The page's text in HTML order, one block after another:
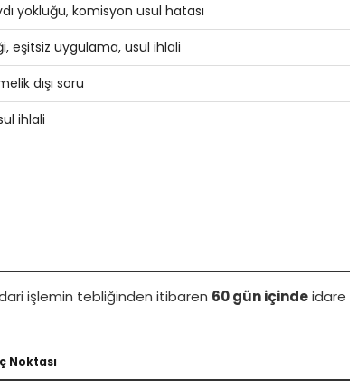
yokluğu, komisyon usul hatası
eşitsiz uygulama, usul ihlali
dışı soru
ihlali
işlemin tebliğinden itibaren 60 gün içindeidare
Noktası